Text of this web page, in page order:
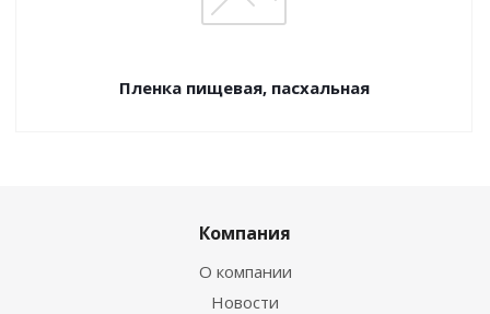
Пленка пищевая, пасхальная
Компания
О компании
Новости